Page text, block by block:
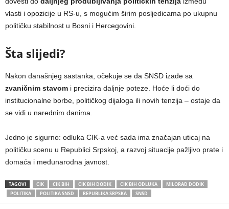
vlasti i opozicije u RS-u, s mogućim širim posljedicama po ukupnu
političku stabilnost u Bosni i Hercegovini.
Šta slijedi?
Nakon današnjeg sastanka, očekuje se da SNSD izađe sa
zvaničnim stavom i precizira daljnje poteze. Hoće li doći do
institucionalne borbe, političkog dijaloga ili novih tenzija – ostaje da
se vidi u narednim danima.
Jedno je sigurno: odluka CIK-a već sada ima značajan uticaj na
političku scenu u Republici Srpskoj, a razvoj situacije pažljivo prate i
domaća i međunarodna javnost.
TAGOVI CIK CIK BIH CIK BIH DODIK CIK BIH ODLUKA
MILORAD DODIK
POLITIKA
POLITIKA SNSD REPUBLIKA SRPSKA SNSD